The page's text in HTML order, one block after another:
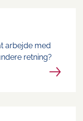
arbejde med
retning?